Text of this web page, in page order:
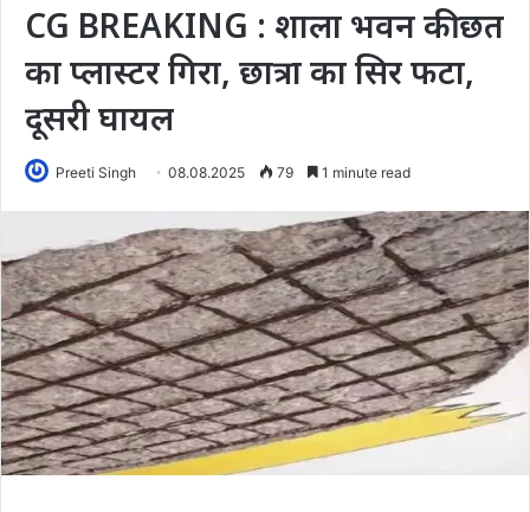
CG BREAKING : शाला भवन की छत
का प्लास्टर गिरा, छात्रा का सिर फटा,
दूसरी घायल
Preeti Singh 08.08.2025 79 1 minute read